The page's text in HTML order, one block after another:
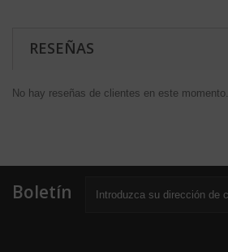
RESEÑAS
No hay reseñas de clientes en este momento.
Boletín